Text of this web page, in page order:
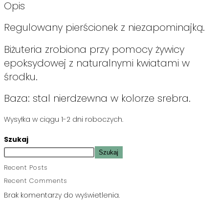
Opis
Regulowany pierścionek z niezapominajką.
Biżuteria zrobiona przy pomocy żywicy
epoksydowej z naturalnymi kwiatami w
środku.
Baza: stal nierdzewna w kolorze srebra.
Wysyłka w ciągu 1-2 dni roboczych.
Szukaj
Szukaj
Recent Posts
Recent Comments
Brak komentarzy do wyświetlenia.